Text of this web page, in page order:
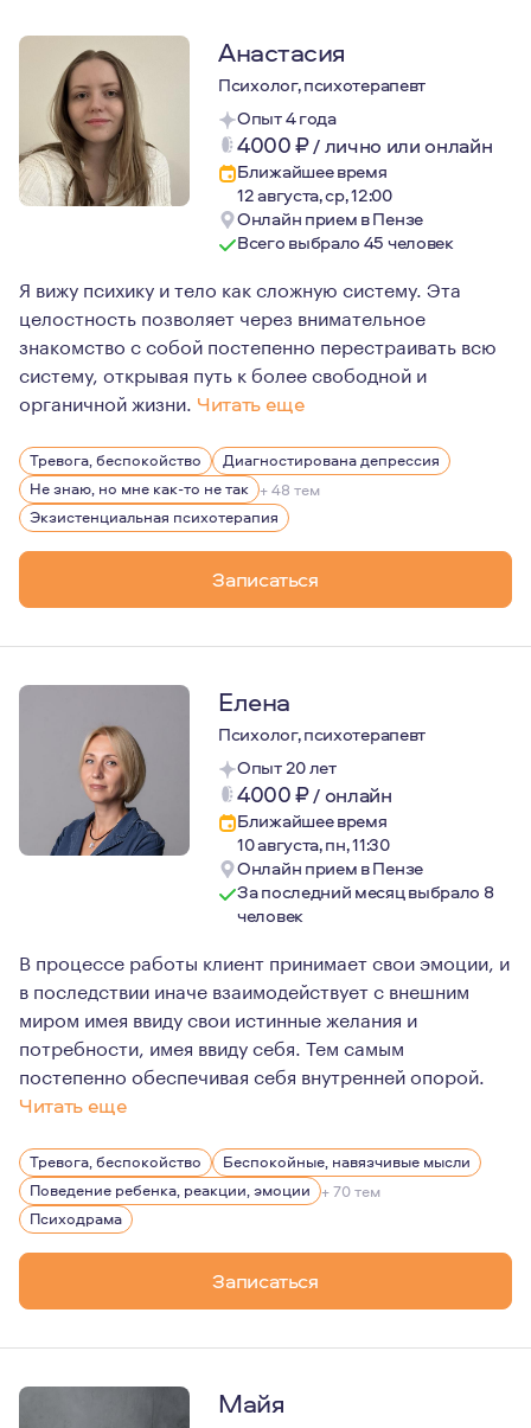
Анастасия
Психолог, психотерапевт
Опыт 4 года
4000₽/лично или онлайн
Ближайшее время
12 августа, ср, 12:00
Онлайн прием в Пензе
Всего выбрало 45 человек
Я вижу психику и тело как сложную систему. Эта
целостность позволяет через внимательное
знакомство с собой постепенно перестраивать всю
систему, открывая путь к более свободной и
органичной жизни. Читать еще
Полгода я жила и училась в Мельбурне (Австралия),
Тревога, беспокойство
Диагностирована депрессия
Не знаю, но мне как-то не так + 48 тем
Экзистенциальная психотерапия
Записаться
Елена
Психолог, психотерапевт
Опыт 20 лет
4000₽/ онлайн
Ближайшее время
10 августа, пн, 11:30
Онлайн прием в Пензе
За последний месяц выбрало 8
человек
В процессе работы клиент принимает свои эмоции, и
в последствии иначе взаимодействует с внешним
миром имея ввиду свои истинные желания и
потребности, имея ввиду себя. Тем самым
постепенно обеспечивая себя внутренней опорой.
Читать еще
Люблю проявления творчества в разных жизненных
Тревога, беспокойство
Беспокойные, навязчивые мысли
Поведение ребенка, реакции, эмоции + 70 тем
Психодрама
Записаться
Майя